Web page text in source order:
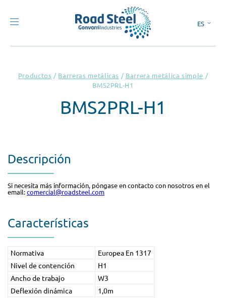
ES
Productos / Barreras metálicas / Barrera metálica simple /
BMS2PRL-H1
BMS2PRL-H1
Descripción
Si necesita más información, póngase en contacto con nosotros en el
email:comercial@roadsteel.com
Características
Normativa
Europea En 1317
Nivel de contención
H1
Ancho de trabajo
W3
Deflexión dinámica
1,0m